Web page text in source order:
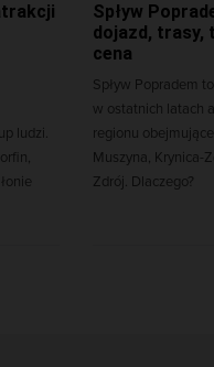
ludzi.
Spływ
dojazd, trasy,
cena
Spływ Popradem
w ostatnich latach
regionu
Muszyna, Krynica-
Zdrój. Dlaczego?